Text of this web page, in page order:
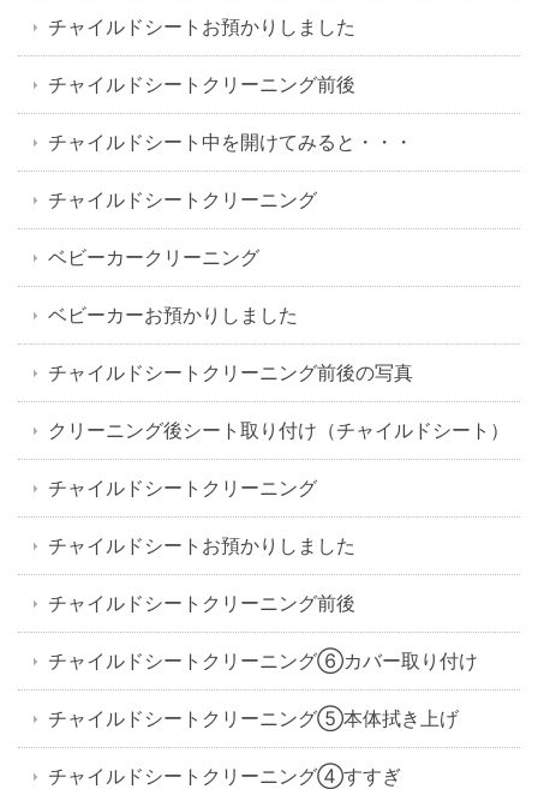
チャイルドシートお預かりしました
チャイルドシートクリーニング前後
チャイルドシート中を開けてみると・・・
チャイルドシートクリーニング
ベビーカークリーニング
ベビーカーお預かりしました
チャイルドシートクリーニング前後の写真
クリーニング後シート取り付け（チャイルドシート）
チャイルドシートクリーニング
チャイルドシートお預かりしました
チャイルドシートクリーニング前後
チャイルドシートクリーニング⑥カバー取り付け
チャイルドシートクリーニング⑤本体拭き上げ
チャイルドシートクリーニング④すすぎ